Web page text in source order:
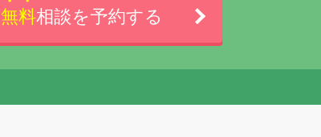
無料相談を予約する